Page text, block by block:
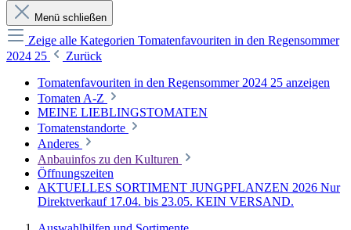
Menü schließen
Zeige alle Kategorien Tomatenfavouriten in den Regensommer
2024 25
Zurück
Tomatenfavouriten in den Regensommer 2024 25 anzeigen
Tomaten A-Z
MEINE LIEBLINGSTOMATEN
Tomatenstandorte
Anderes
Anbauinfos zu den Kulturen
Öffnungszeiten
AKTUELLES SORTIMENT JUNGPFLANZEN 2026 Nur
Direktverkauf 17.04. bis 23.05. KEIN VERSAND.